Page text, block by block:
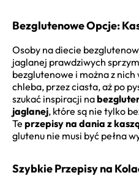
Bezglutenowe Opcje:
Osoby na diecie
jaglanej prawdziwych
bezglutenowe i można z
chleba, przez ciasta, aż po
szukać inspiracji na
jaglanej, które są nie tylko
Te przepisy na dania z
glutenu nie musi być pełna
Szybkie Przepisy na